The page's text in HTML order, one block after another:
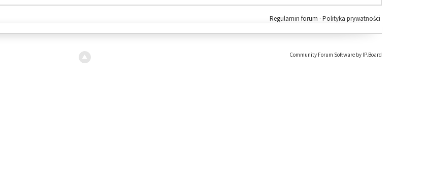
Polityka prywatności
Regulamin forum ·
Community Forum Software by IP.Board